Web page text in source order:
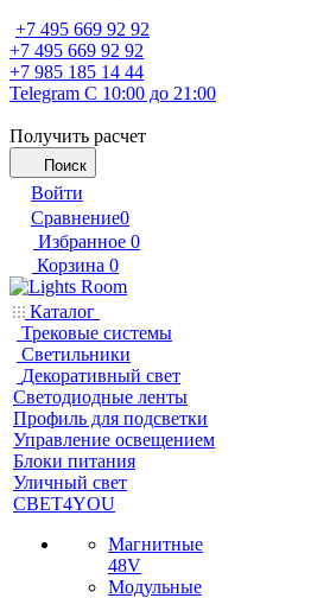
+7 495 669 92 92
+7 495 669 92 92
+7 985 185 14 44
Telegram С 10:00 до 21:00
Получить расчет
Поиск
Войти
Сравнение0
Избранное 0
Корзина 0
Каталог
Трековые системы
Светильники
Декоративный свет
Светодиодные ленты
Профиль для подсветки
Управление освещением
Блоки питания
Уличный свет
СВЕТ4YOU
Магнитные
48V
Модульные